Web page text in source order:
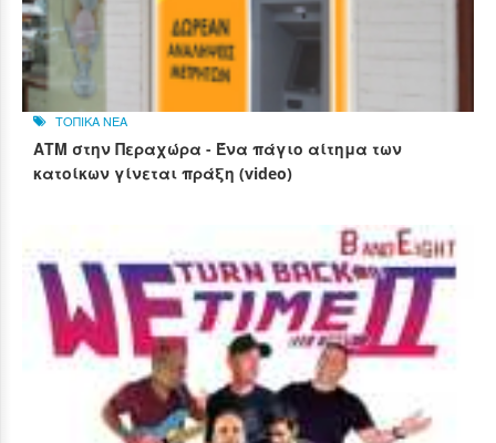
ΤΟΠΙΚΑ ΝΕΑ
ΑΤΜ στην Περαχώρα - Ένα πάγιο αίτημα των
κατοίκων γίνεται πράξη (video)